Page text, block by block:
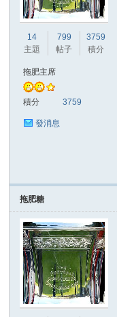
14
主題
799
帖子
3759
積分
拖肥主席
積分 3759
發消息
拖肥糖